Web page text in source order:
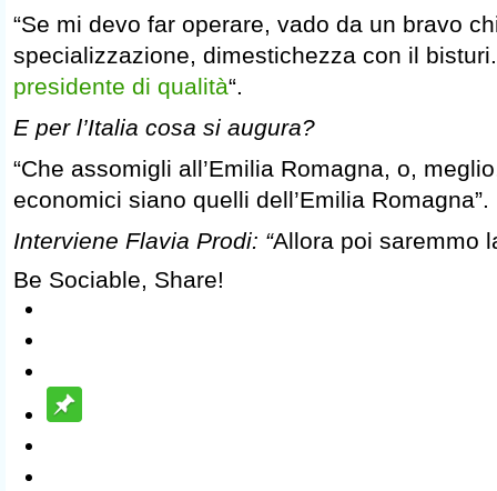
“Se mi devo far operare, vado da un bravo
specializzazione, dimestichezza con il
presidente di qualità“.
E per l’Italia cosa si augura?
“Che assomigli all’Emilia Romagna, o,
economici siano quelli dell’Emilia Romagna”.
Interviene Flavia Prodi: “Allora poi saremmo
Be Sociable, Share!